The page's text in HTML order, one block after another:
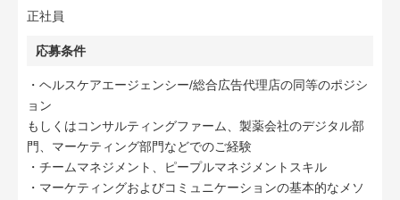
正社員
応募条件
・ヘルスケアエージェンシー/総合広告代理店の同等のポジシ
ョン
もしくはコンサルティングファーム、製薬会社のデジタル部
門、マーケティング部門などでのご経験
・チームマネジメント、ピープルマネジメントスキル
・マーケティングおよびコミュニケーションの基本的なメソ